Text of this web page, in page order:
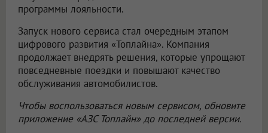
программы лояльности.
Запуск нового сервиса стал очередным этапом
цифрового развития «Топлайна». Компания
продолжает внедрять решения, которые упрощают
повседневные поездки и повышают качество
обслуживания автомобилистов.
Чтобы воспользоваться новым сервисом, обновите
приложение «АЗС Топлайн» до последней версии.